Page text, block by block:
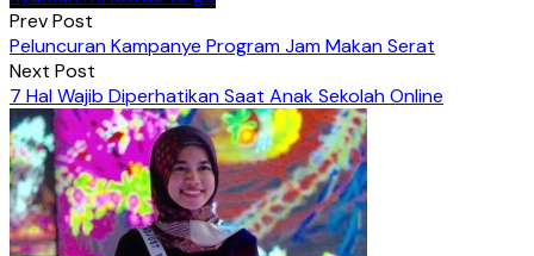
Post
navigation
Prev Post
Peluncuran Kampanye Program Jam Makan Serat
Next Post
7 Hal Wajib Diperhatikan Saat Anak Sekolah Online